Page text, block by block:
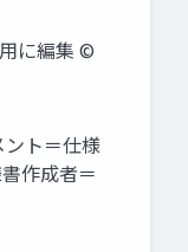
に編集 ©
ト＝仕様
作成者＝